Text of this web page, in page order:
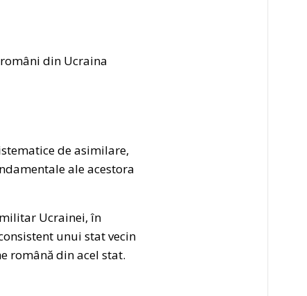
din Ucraina
de asimilare,
ale acestora
Ucrainei, în
unui stat vecin
română din acel stat.